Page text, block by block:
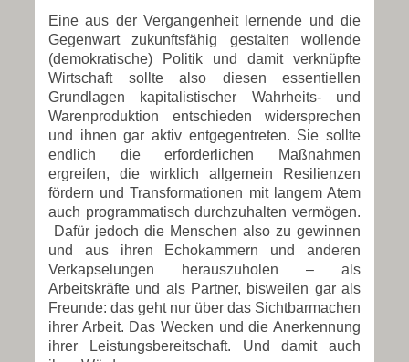
Eine aus der Vergangenheit lernende und die
Gegenwart zukunftsfähig gestalten wollende
(demokratische) Politik und damit verknüpfte
Wirtschaft sollte also diesen essentiellen
Grundlagen kapitalistischer Wahrheits- und
Warenproduktion entschieden widersprechen
und ihnen gar aktiv entgegentreten. Sie sollte
endlich die erforderlichen Maßnahmen
ergreifen, die wirklich allgemein Resilienzen
fördern und Transformationen mit langem Atem
auch programmatisch durchzuhalten vermögen.
Dafür jedoch die Menschen also zu gewinnen
und aus ihren Echokammern und anderen
Verkapselungen herauszuholen – als
Arbeitskräfte und als Partner, bisweilen gar als
Freunde: das geht nur über das Sichtbarmachen
ihrer Arbeit. Das Wecken und die Anerkennung
ihrer Leistungsbereitschaft. Und damit auch